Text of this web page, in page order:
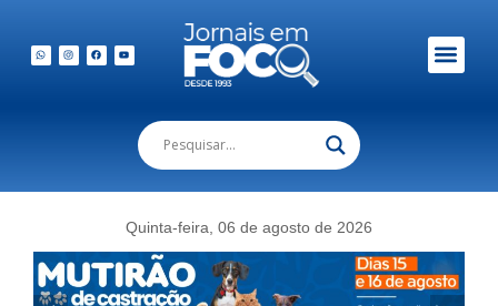
Quinta-feira, 06 de agosto de 2026